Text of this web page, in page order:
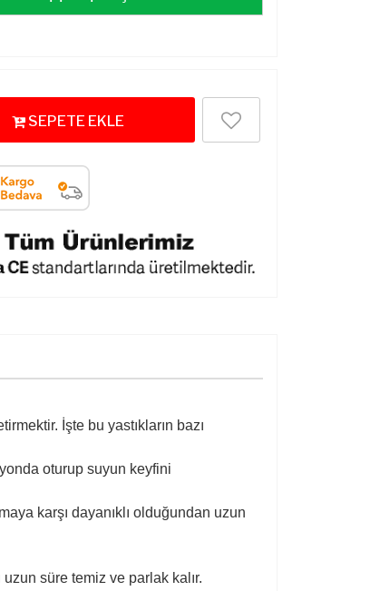
SEPETE EKLE
İşte bu yastıkların bazı
oturup suyun keyfini
karşı dayanıklı olduğundan uzun
süre temiz ve parlak kalır.